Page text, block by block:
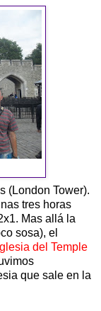
Tower).
tres horas
Mas allá la
sosa), el
del Temple
que sale en la